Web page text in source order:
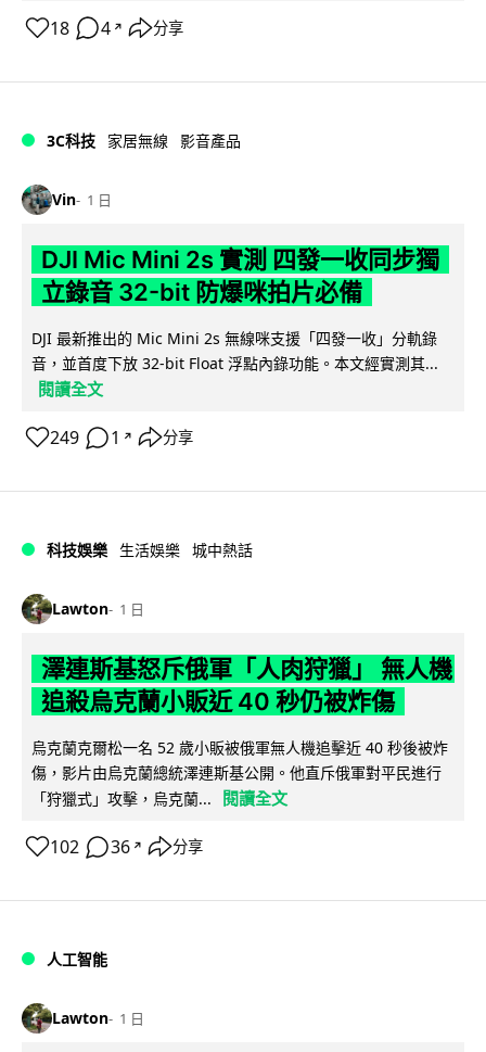
18 4 ↗ 分享
3C科技 家居無線 影音產品
Vin 1 日
DJI Mic Mini 2s 實測 四發一收同步獨
立錄音 32-bit 防爆咪拍片必備
DJI 最新推出的 Mic Mini 2s 無線咪支援「四發一收」分軌錄
音，並首度下放 32-bit Float 浮點內錄功能。本文經實測其...
閱讀全文
249 1 ↗ 分享
科技娛樂 生活娛樂 城中熱話
Lawton 1 日
澤連斯基怒斥俄軍「人肉狩獵」 無人機
追殺烏克蘭小販近 40 秒仍被炸傷
烏克蘭克爾松一名 52 歲小販被俄軍無人機追擊近 40 秒後被炸
傷，影片由烏克蘭總統澤連斯基公開。他直斥俄軍對平民進行
「狩獵式」攻擊，烏克蘭...
閱讀全文
102 36 ↗ 分享
人工智能
Lawton 1 日